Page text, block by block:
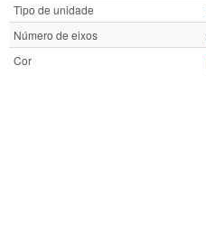
Tipo de unidade
Número de eixos
Cor